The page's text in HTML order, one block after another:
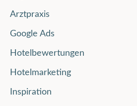
Arztpraxis
Google Ads
Hotelbewertungen
Hotelmarketing
Inspiration